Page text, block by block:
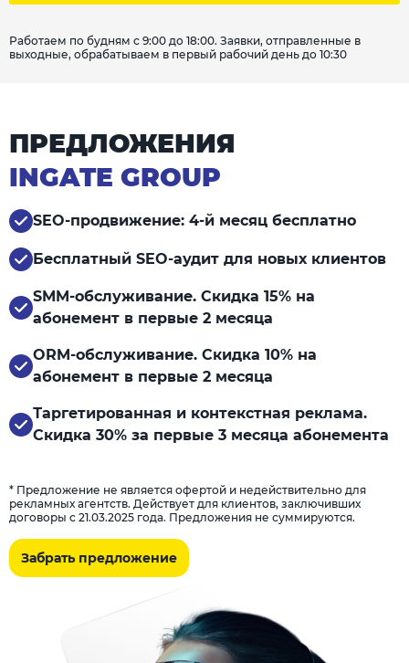
Работаем по будням с 9:00 до 18:00. Заявки, отправленные в
выходные, обрабатываем в первый рабочий день до 10:30
ПРЕДЛОЖЕНИЯ
INGATE GROUP
SEO-продвижение: 4-й месяц бесплатно
Бесплатный SEO-аудит для новых клиентов
SMM-обслуживание. Скидка 15% на
абонемент в первые 2 месяца
ORM-обслуживание. Скидка 10% на
абонемент в первые 2 месяца
Таргетированная и контекстная реклама.
Скидка 30% за первые 3 месяца абонемента
* Предложение не является офертой и недействительно для
рекламных агентств. Действует для клиентов, заключивших
договоры с 21.03.2025 года. Предложения не суммируются.
Забрать предложение